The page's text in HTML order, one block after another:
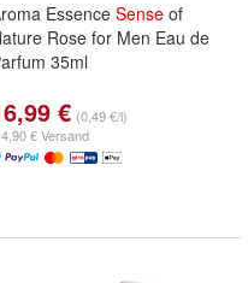
Essence Sense of
Rose for Men Eau de
35ml
€ (0,49 €/l)
€ Versand